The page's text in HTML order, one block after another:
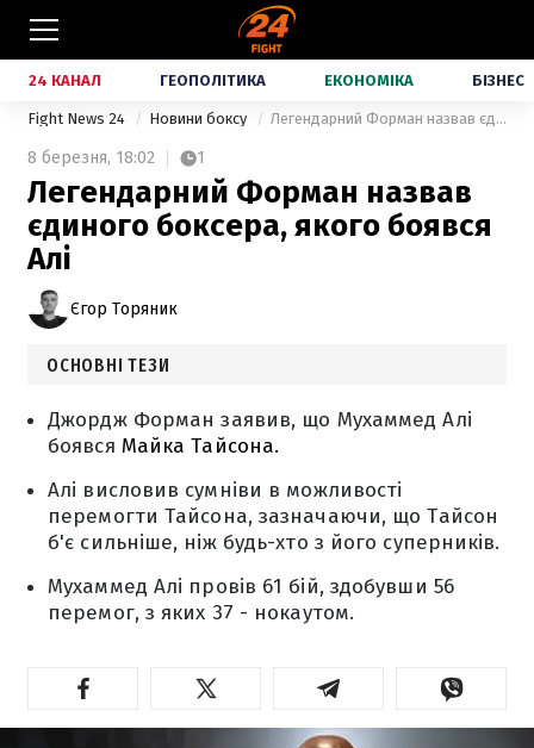
24 КАНАЛ ГЕОПОЛІТИКА ЕКОНОМІКА БІЗНЕС
Fight News 24 Новини боксу Легендарний Форман назвав єдиного боксера, якого боявся Алі
8 березня, 18:02 1
Легендарний Форман назвав
єдиного боксера, якого боявся
Алі
Єгор Торяник
ОСНОВНІ ТЕЗИ
Джордж Форман заявив, що Мухаммед Алі
боявся Майка Тайсона.
Алі висловив сумніви в можливості
перемогти Тайсона, зазначаючи, що Тайсон
б'є сильніше, ніж будь-хто з його суперників.
Мухаммед Алі провів 61 бій, здобувши 56
перемог, з яких 37 - нокаутом.